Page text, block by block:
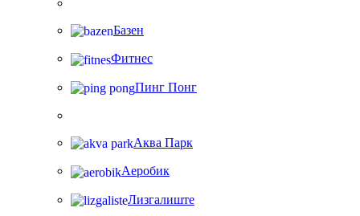
Базен
Фитнес
Пинг Понг
Аква Парк
Аеробик
Лизгалиште